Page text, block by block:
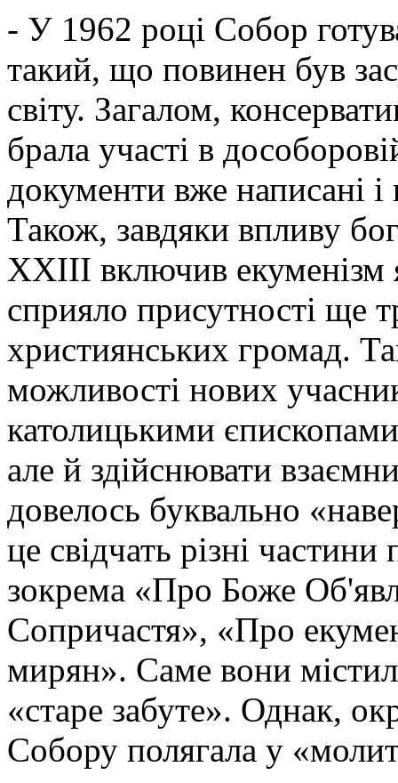
- У 1962 році Собор
такий, що повинен був
світу. Загалом,
брала участі в
документи вже написані і
Також, завдяки впливу
XXIII включив екуменізм
сприяло присутності ще
християнських громад.
можливості нових
католицькими
але й здійснювати
довелось буквально
це свідчать різні
зокрема «Про Боже
Сопричастя», «Про
мирян». Саме вони
«старе забуте». Однак,
Собору полягала у